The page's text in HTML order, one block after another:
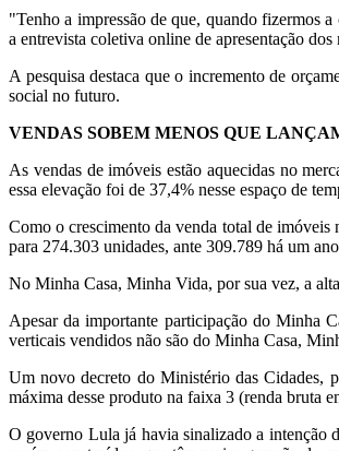
"Tenho a impressão de que, quando fizermos
a entrevista coletiva online de apresentação
A pesquisa destaca que o incremento de
social no futuro.
VENDAS SOBEM MENOS QUE
As vendas de imóveis estão aquecidas no
essa elevação foi de 37,4% nesse espaço de
Como o crescimento da venda total de
para 274.303 unidades, ante 309.789 há um
No Minha Casa, Minha Vida, por sua vez, a
Apesar da importante participação do Minha
verticais vendidos não são do Minha Casa,
Um novo decreto do Ministério das Cidades,
máxima desse produto na faixa 3 (renda bruta
O governo Lula já havia sinalizado a intenção